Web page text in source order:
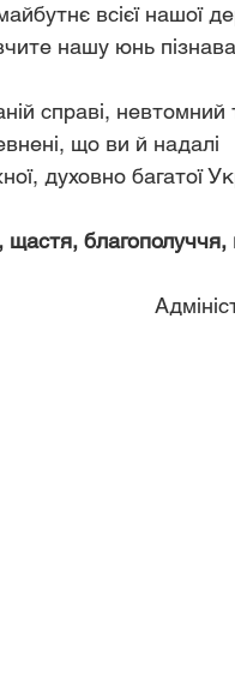
всієї нашої
нашу юнь
справі, невтомний
що ви й надалі
духовно багатої
благополуччя,